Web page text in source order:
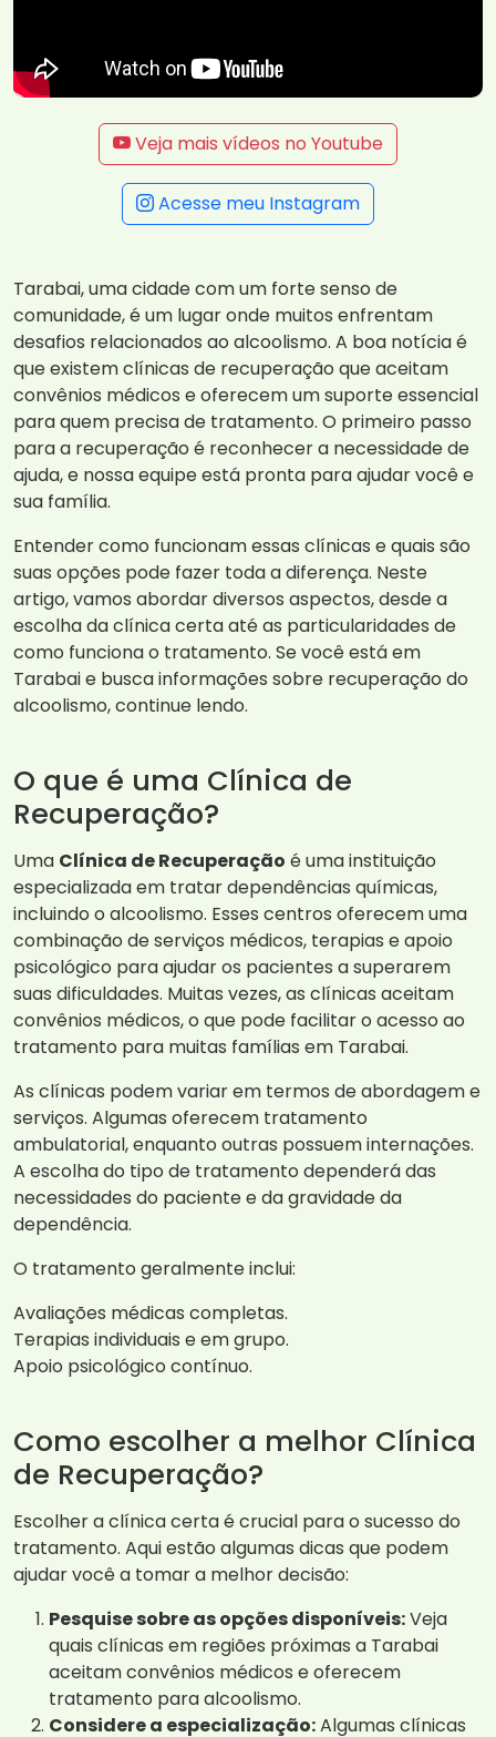
Veja mais vídeos no Youtube
Acesse meu Instagram
Tarabai, uma cidade com um forte senso de
comunidade, é um lugar onde muitos enfrentam
desafios relacionados ao alcoolismo. A boa notícia é
que existem clínicas de recuperação que aceitam
convênios médicos e oferecem um suporte essencial
para quem precisa de tratamento. O primeiro passo
para a recuperação é reconhecer a necessidade de
ajuda, e nossa equipe está pronta para ajudar você e
sua família.
Entender como funcionam essas clínicas e quais são
suas opções pode fazer toda a diferença. Neste
artigo, vamos abordar diversos aspectos, desde a
escolha da clínica certa até as particularidades de
como funciona o tratamento. Se você está em
Tarabai e busca informações sobre recuperação do
alcoolismo, continue lendo.
O que é uma Clínica de
Recuperação?
Uma Clínica de Recuperação é uma instituição
especializada em tratar dependências químicas,
incluindo o alcoolismo. Esses centros oferecem uma
combinação de serviços médicos, terapias e apoio
psicológico para ajudar os pacientes a superarem
suas dificuldades. Muitas vezes, as clínicas aceitam
convênios médicos, o que pode facilitar o acesso ao
tratamento para muitas famílias em Tarabai.
As clínicas podem variar em termos de abordagem e
serviços. Algumas oferecem tratamento
ambulatorial, enquanto outras possuem internações.
A escolha do tipo de tratamento dependerá das
necessidades do paciente e da gravidade da
dependência.
O tratamento geralmente inclui:
Avaliações médicas completas.
Terapias individuais e em grupo.
Apoio psicológico contínuo.
Como escolher a melhor Clínica
de Recuperação?
Escolher a clínica certa é crucial para o sucesso do
tratamento. Aqui estão algumas dicas que podem
ajudar você a tomar a melhor decisão:
Pesquise sobre as opções disponíveis:Veja
quais clínicas em regiões próximas a Tarabai
aceitam convênios médicos e oferecem
tratamento para alcoolismo.
Considere a especialização:Algumas clínicas